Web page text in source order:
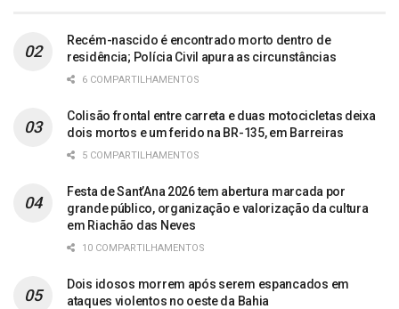
Recém-nascido é encontrado morto dentro de
residência; Polícia Civil apura as circunstâncias
6 COMPARTILHAMENTOS
Colisão frontal entre carreta e duas motocicletas deixa
dois mortos e um ferido na BR-135, em Barreiras
5 COMPARTILHAMENTOS
Festa de Sant’Ana 2026 tem abertura marcada por
grande público, organização e valorização da cultura
em Riachão das Neves
10 COMPARTILHAMENTOS
Dois idosos morrem após serem espancados em
ataques violentos no oeste da Bahia